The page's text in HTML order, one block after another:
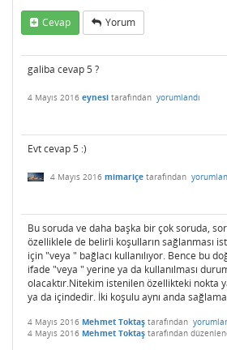
Cevap Yorum
galiba cevap 5 ?
4 Mayıs 2016 eynesi tarafından yorumlandı
Evt cevap 5 :)
4 Mayıs 2016 mimariçe tarafından
Bu soruda ve daha başka bir çok soruda,
özelliklele de belirli koşulların sağlanması
için "veya " bağlacı kullanılıyor. Bence bu
ifade "veya " yerine ya da kullanılması
olacaktır.Nitekim istenilen özellikteki nokta
ya da içindedir. İki koşulu aynı anda
4 Mayıs 2016 Mehmet Toktaş tarafından
4 Mayıs 2016 Mehmet Toktaş tarafından